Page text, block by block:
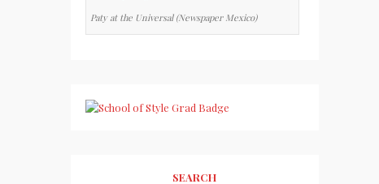
Paty at the Universal (Newspaper Mexico)
SEARCH